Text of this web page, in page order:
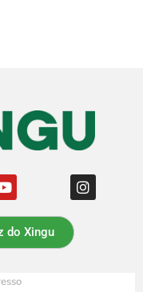
do Xingu